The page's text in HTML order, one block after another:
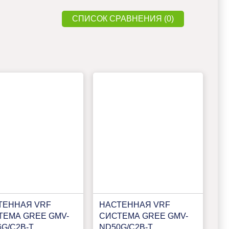
СПИСОК СРАВНЕНИЯ (0)
VRF
GREE GMV-
C2B-T
НАСТЕННАЯ VRF
СИСТЕМА GREE GMV-
ND50G/C2B-T